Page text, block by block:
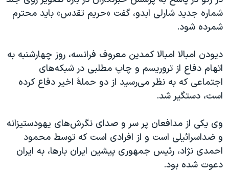
شماره جديد شارلی ابدو، گفت «حريم تقدس» بايد محترم
شمرده شود.
ديودن امبالا امبالا کمدين معروف فرانسه، روز چهارشنبه به
اتهام دفاع از تروريسم و چاپ مطلبی در شبکه‌های
اجتماعی که به نظر می‌رسيد از دو حملۀ اخير دفاع کرده
است، دستگير شد.
وی يکی از مدافعان پر سر و صدای نگرش‌های يهودستيزانه
و ضداسرائيلی است و از افرادی است که توسط محمود
احمدی نژاد، رئيس جمهوری پيشين ايران بارها، به ايران
دعوت شده بود.